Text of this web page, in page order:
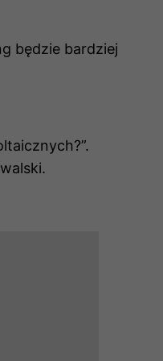
będzie bardziej